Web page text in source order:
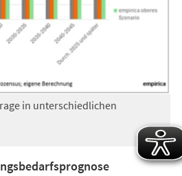
in unterschiedlichen